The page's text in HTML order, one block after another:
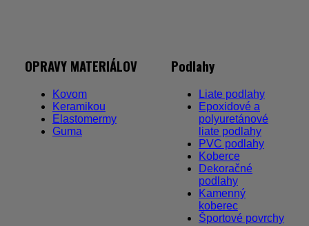
OPRAVY MATERIÁLOV
Kovom
Keramikou
Elastomermy
Guma
Podlahy
Liate podlahy
Epoxidové a
polyuretánové
liate podlahy
PVC podlahy
Koberce
Dekoračné
podlahy
Kamenný
koberec
Športové povrchy